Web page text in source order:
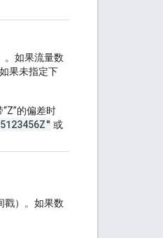
。如果流量数
果未指定下
的偏差时
或
戳）。如果数